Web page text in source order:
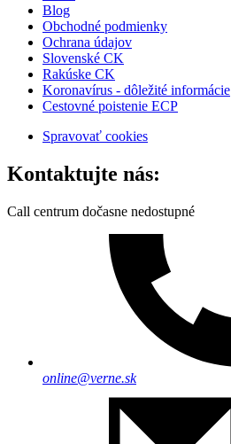
Blog
Obchodné podmienky
Ochrana údajov
Slovenské CK
Rakúske CK
Koronavírus - dôležité informácie
Cestovné poistenie ECP
Spravovať cookies
Kontaktujte nás:
Call centrum dočasne nedostupné
online@verne.sk